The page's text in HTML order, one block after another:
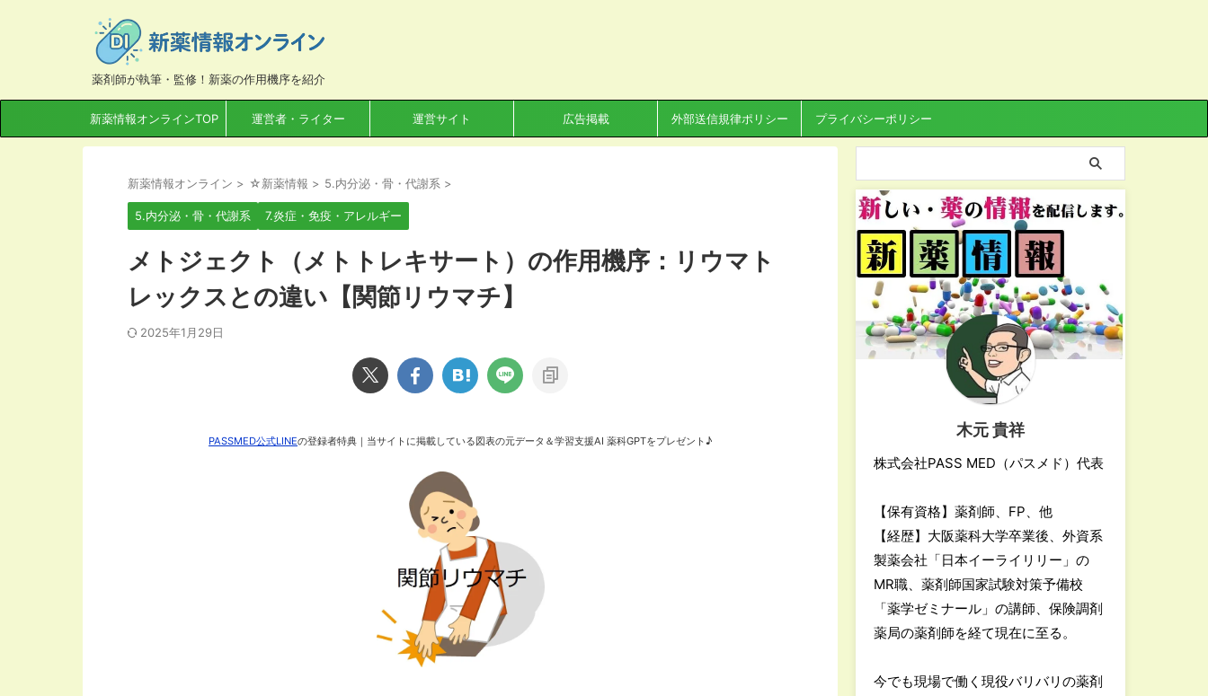
薬剤師が執筆・監修！新薬の作用機序を紹介
新薬情報オンラインTOP 運営者・ライター 運営サイト 広告掲載 外部送信規律ポリシー プライバシーポリシー
新薬情報オンライン > ☆新薬情報 > 5.内分泌・骨・代謝系 >
5.内分泌・骨・代謝系 7.炎症・免疫・アレルギー
メトジェクト（メトトレキサート）の作用機序：リウマト
レックスとの違い【関節リウマチ】
2025年1月29日
PASSMED公式LINEの登録者特典｜当サイトに掲載している図表の元データ＆学習支援AI 薬科GPTをプレゼント♪
木元 貴祥
株式会社PASS MED（パスメド）代表
【保有資格】薬剤師、FP、他
【経歴】大阪薬科大学卒業後、外資系
製薬会社「日本イーライリリー」の
MR職、薬剤師国家試験対策予備校
「薬学ゼミナール」の講師、保険調剤
薬局の薬剤師を経て現在に至る。
今でも現場で働く現役バリバリの薬剤